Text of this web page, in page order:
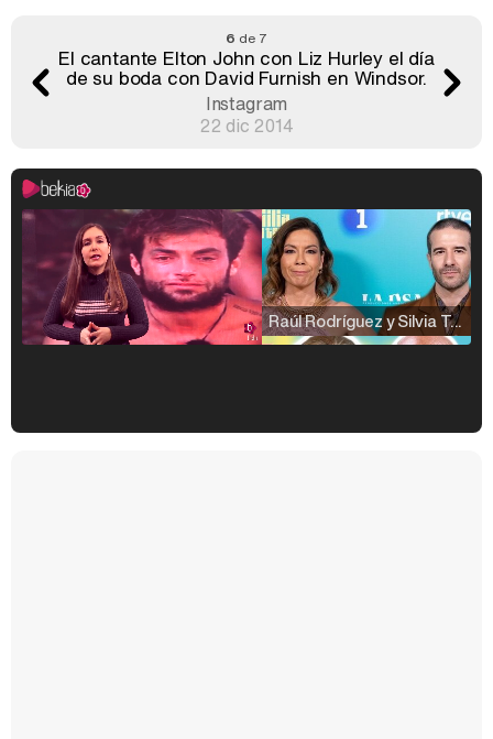
6 de 7
El cantante Elton John con Liz Hurley el día
de su boda con David Furnish en Windsor.
Instagram
22 dic 2014
Raúl Rodríguez y Silvia Taulés nos cuentan su papel en 'La familia de la tele'